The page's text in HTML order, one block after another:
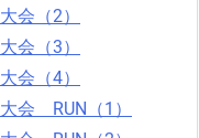
会（2）
会（3）
会（4）
会 RUN（1）